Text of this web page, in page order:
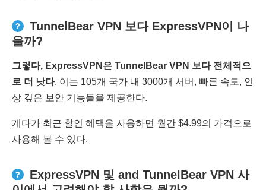
TunnelBear VPN 보다 ExpressVPN이 나
을까?
그렇다, ExpressVPN 은 TunnelBear VPN 보다 전체적으
로 더 낫다. 이는 105개 국가 내 3000개 서버, 빠른 속도, 인
상 깊은 보안 기능들을 제공한다.
게다가 최근 할인 혜택을 사용하면 월간 $4.99의 가격으로
사용해 볼 수 있다.
ExpressVPN 및 and TunnelBear VPN 사